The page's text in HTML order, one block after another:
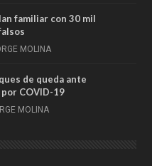
familiar con 30 mil
MOLINA
de queda ante
COVID-19
MOLINA